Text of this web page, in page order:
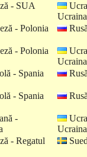
- SUA
Ucraina
- Polonia
- Polonia
Ucraina
- Spania
- Spania
-
Ucraina
- Regatul